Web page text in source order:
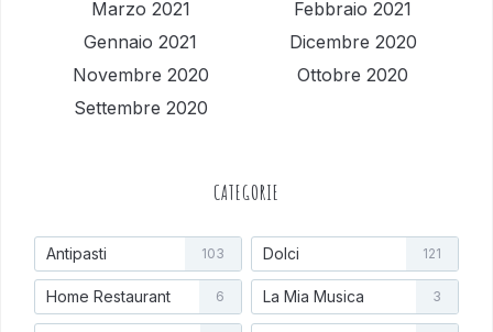
Marzo 2021
Febbraio 2021
Gennaio 2021
Dicembre 2020
Novembre 2020
Ottobre 2020
Settembre 2020
CATEGORIE
Antipasti 103 Dolci 121
Home Restaurant 6 La Mia Musica 3